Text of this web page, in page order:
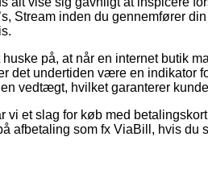
Stream inden du gennemfører
huske på, at når en internet butik
det undertiden være en indikator
vedtægt, hvilket garanterer
vi et slag for køb med
afbetaling som fx ViaBill, hvis du